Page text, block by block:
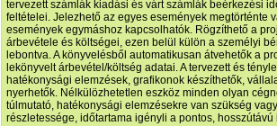
tervezett számlák kiadási és várt számlák beérkezési
feltételei. Jelezhető az egyes események megtörténte
események egymáshoz kapcsolhatók. Rögzíthető a
árbevétele és költségei, ezen belül külön a személyi
lebontva. A könyvelésből automatikusan átvehetők a
lekönyvelt árbevétel/költség adatai. A tervezett és
hatékonysági elemzések, grafikonok készíthetők,
nyerhetők. Nélkülözhetetlen eszköz minden olyan
túlmutató, hatékonysági elemzésekre van szükség
részletessége, időtartama igényli a pontos, hosszútávú